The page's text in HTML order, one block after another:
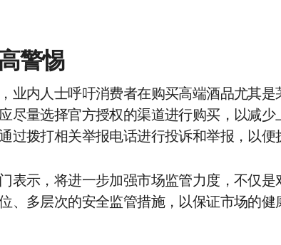
警惕
业内人士呼吁消费者在购买高端酒品尤其是
尽量选择官方授权的渠道进行购买，以减
过拨打相关举报电话进行投诉和举报，以便
表示，将进一步加强市场监管力度，不仅
、多层次的安全监管措施，以保证市场的健